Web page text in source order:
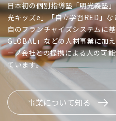
日本初の個別指導塾「明光義塾
光キッズe」「自立学習RED」
自のフランチャイズシステムに
GLOBAL」などの人材事業に加
ープ会社との提携による人の可
ています。
事業について知る